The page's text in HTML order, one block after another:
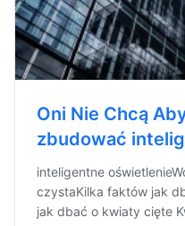
Oni Nie Chcą
zbudować
inteligentne
czystaKilka faktów jak
jak dbać o kwiaty cięte